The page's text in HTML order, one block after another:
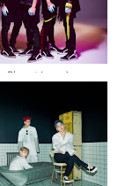
Planet Icons)